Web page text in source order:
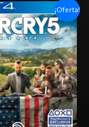
¡Oferta!
Rango
de
precios:
desde
$6.03
hasta
$10.03